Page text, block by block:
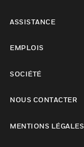
ASSISTANCE
EMPLOIS
SOCIÉTÉ
NOUS CONTACTER
MENTIONS LÉGALES